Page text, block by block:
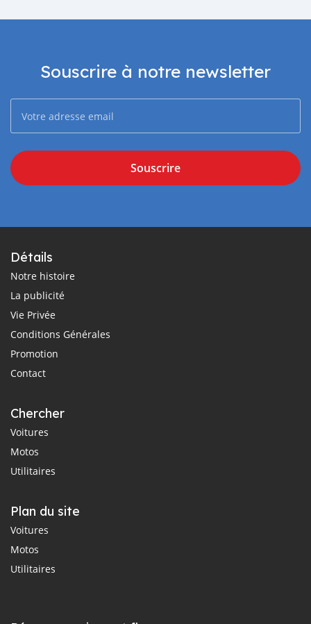
Souscrire à notre newsletter
Souscrire
Détails
Notre histoire
La publicité
Vie Privée
Conditions Générales
Promotion
Contact
Chercher
Voitures
Motos
Utilitaires
Plan du site
Voitures
Motos
Utilitaires